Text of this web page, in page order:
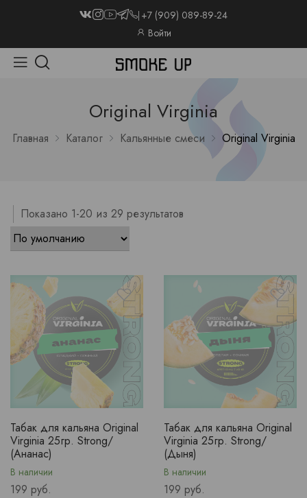
+7 (909) 089-89-24
Войти
Original Virginia
Главная Каталог Кальянные смеси Original Virginia
Показано 1-20 из 29 результатов
Табак для кальяна Original
Virginia 25гр. Strong/
(Ананас)
В наличии
Price
199 руб.
Табак для кальяна Original
Virginia 25гр. Strong/
(Дыня)
В наличии
Price
199 руб.